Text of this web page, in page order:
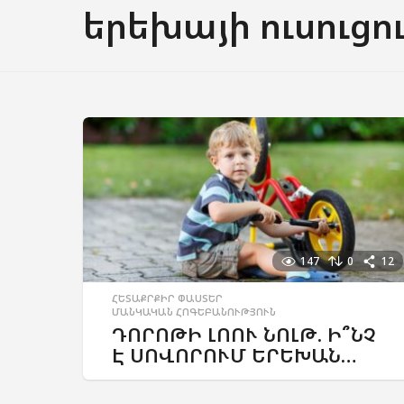
երեխայի
147 0 12
ՀԵՏԱՔՐՔԻՐ ՓԱՍՏԵՐ
ՄԱՆԿԱԿԱՆ ՀՈԳԵԲԱՆՈՒԹՅՈՒՆ
ԴՈՐՈԹԻ ԼՈՈՒ ՆՈԼԹ. Ի՞ՆՉ
Է ՍՈՎՈՐՈՒՄ ԵՐԵԽԱՆ…